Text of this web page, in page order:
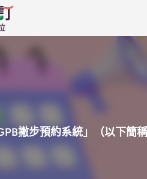
撇步預約系統」（以下簡